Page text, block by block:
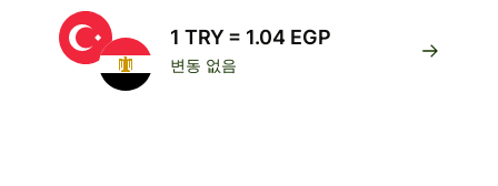
1 TRY = 1.04 EGP
변동 없음